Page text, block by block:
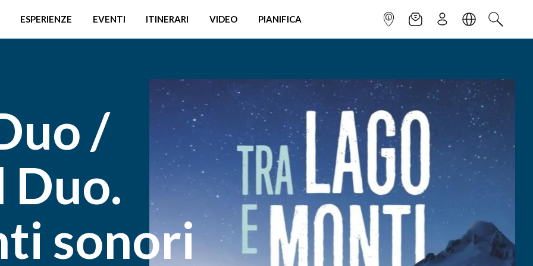
ESPERIENZE EVENTI ITINERARI VIDEO PIANIFICA INFOPOINTNEWSLETTER
ISCRIVITILINGUACERCA
/
Duo.
sonori